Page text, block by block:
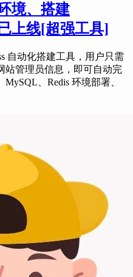
境、搭建
上线[超强工具]
自动化搭建工具，用户只需
站管理员信息，即可自动完
、Redis 环境部署、